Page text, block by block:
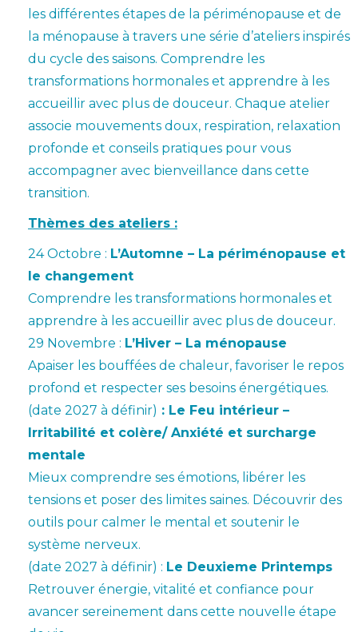
les différentes étapes de la périménopause et de
la ménopause à travers une série d’ateliers inspirés
du cycle des saisons. Comprendre les
transformations hormonales et apprendre à les
accueillir avec plus de douceur. Chaque atelier
associe mouvements doux, respiration, relaxation
profonde et conseils pratiques pour vous
accompagner avec bienveillance dans cette
transition.
Thèmes des ateliers :
24 Octobre : L’Automne – La périménopause et
le changement
Comprendre les transformations hormonales et
apprendre à les accueillir avec plus de douceur.
29 Novembre : L’Hiver – La ménopause
Apaiser les bouffées de chaleur, favoriser le repos
profond et respecter ses besoins énergétiques.
(date 2027 à définir) : Le Feu intérieur –
Irritabilité et colère/ Anxiété et surcharge
mentale
Mieux comprendre ses émotions, libérer les
tensions et poser des limites saines. Découvrir des
outils pour calmer le mental et soutenir le
système nerveux.
(date 2027 à définir) : Le Deuxieme Printemps
Retrouver énergie, vitalité et confiance pour
avancer sereinement dans cette nouvelle étape